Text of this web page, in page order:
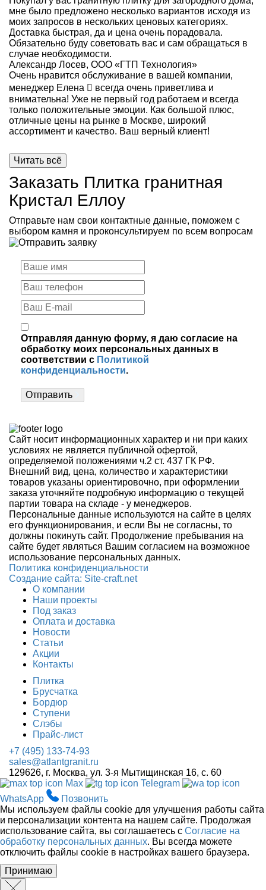
мне было предложено несколько вариантов исходя из
моих запросов в нескольких ценовых категориях.
Доставка быстрая, да и цена очень порадовала.
Обязательно буду советовать вас и сам обращаться в
случае необходимости.
Александр Лосев, ООО «ГТП Технология»
Очень нравится обслуживание в вашей компании,
менеджер Елена  всегда очень приветлива и
внимательна! Уже не первый год работаем и всегда
только положительные эмоции. Как большой плюс,
отличные цены на рынке в Москве, широкий
ассортимент и качество. Ваш верный клиент!
Читать всё
Заказать Плитка гранитная
Кристал Еллоу
Отправьте нам свои контактные данные, поможем с
выбором камня и проконсультируем по всем вопросам
Отправляя данную форму, я даю согласие на
обработку моих персональных данных в
соответствии с Политикой
конфиденциальности.
Отправить
Сайт носит информационных характер и ни при каких
условиях не является публичной офертой,
определяемой положениями ч.2 ст. 437 ГК РФ.
Внешний вид, цена, количество и характеристики
товаров указаны ориентировочно, при оформлении
заказа уточняйте подробную информацию о текущей
партии товара на складе - у менеджеров.
Персональные данные используются на сайте в целях
его функционирования, и если Вы не согласны, то
должны покинуть сайт. Продолжение пребывания на
сайте будет являться Вашим согласием на возможное
использование персональных данных.
Политика конфиденциальности
Создание сайтa: Site-craft.net
О компании
Наши проекты
Под заказ
Оплата и доставка
Новости
Статьи
Акции
Контакты
Плитка
Брусчатка
Бордюр
Ступени
Слэбы
Прайс-лист
+7 (495) 133-74-93
sales@atlantgranit.ru
129626, г. Москва, ул. 3-я Мытищинская 16, с. 60
Max
Telegram
WhatsApp
Позвонить
Мы используем файлы cookie для улучшения работы сайта
и персонализации контента на нашем сайте. Продолжая
использование сайта, вы соглашаетесь с Согласие на
обработку персональных данных. Вы всегда можете
отключить файлы cookie в настройках вашего браузера.
Принимаю